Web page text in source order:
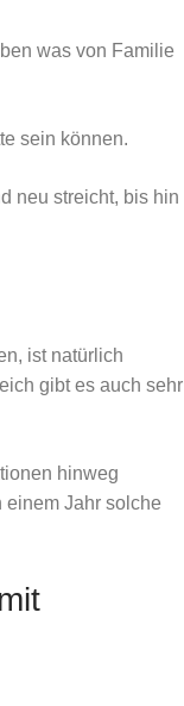
was von Familie
sein können.
neu streicht, bis hin
ist natürlich
gibt es auch sehr
hinweg
einem Jahr solche